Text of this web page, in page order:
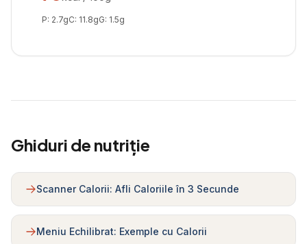
P: 2.7gC: 11.8gG: 1.5g
Ghiduri de nutriție
Scanner Calorii: Afli Caloriile în 3 Secunde
Meniu Echilibrat: Exemple cu Calorii